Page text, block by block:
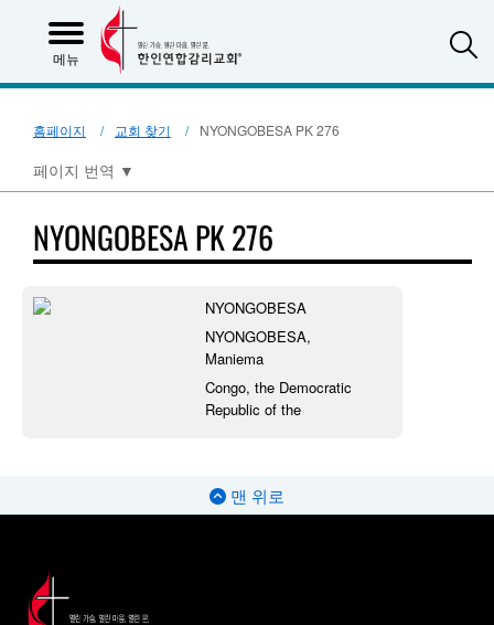
메뉴
홈페이지 교회 찾기 NYONGOBESA PK 276
페이지 번역 ▼
NYONGOBESA PK 276
NYONGOBESA
NYONGOBESA,
Maniema
Congo, the Democratic
Republic of the
맨 위로